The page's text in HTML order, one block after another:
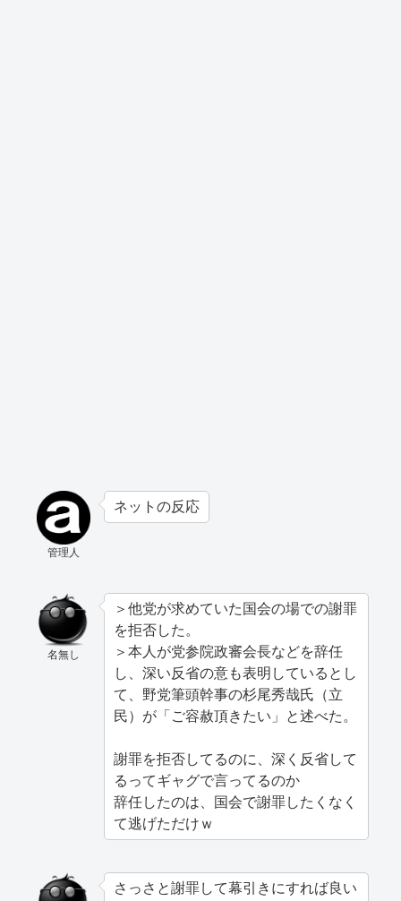
管理人
ネットの反応
名無し
＞他党が求めていた国会の場での謝罪
を拒否した。
＞本人が党参院政審会長などを辞任
し、深い反省の意も表明しているとし
て、野党筆頭幹事の杉尾秀哉氏（立
民）が「ご容赦頂きたい」と述べた。
謝罪を拒否してるのに、深く反省して
るってギャグで言ってるのか
辞任したのは、国会で謝罪したくなく
て逃げただけｗ
さっさと謝罪して幕引きにすれば良い